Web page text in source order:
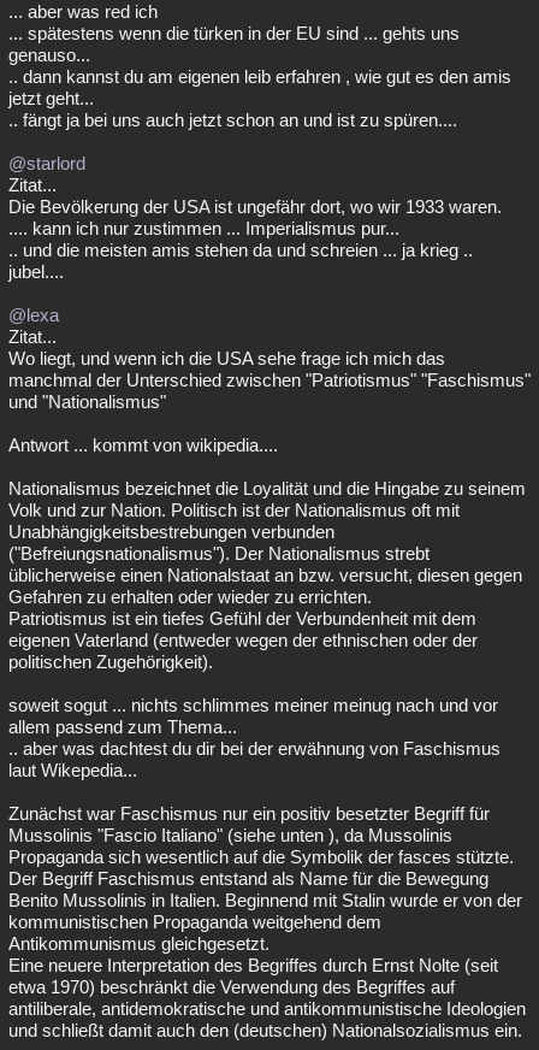
... aber was red ich
... spätestens wenn die türken in der EU sind ... gehts uns
genauso...
.. dann kannst du am eigenen leib erfahren , wie gut es den amis
jetzt geht...
.. fängt ja bei uns auch jetzt schon an und ist zu spüren....
@starlord
Zitat...
Die Bevölkerung der USA ist ungefähr dort, wo wir 1933 waren.
.... kann ich nur zustimmen ... Imperialismus pur...
.. und die meisten amis stehen da und schreien ... ja krieg ..
jubel....
@lexa
Zitat...
Wo liegt, und wenn ich die USA sehe frage ich mich das
manchmal der Unterschied zwischen "Patriotismus" "Faschismus"
und "Nationalismus"
Antwort ... kommt von wikipedia....
Nationalismus bezeichnet die Loyalität und die Hingabe zu seinem
Volk und zur Nation. Politisch ist der Nationalismus oft mit
Unabhängigkeitsbestrebungen verbunden
("Befreiungsnationalismus"). Der Nationalismus strebt
üblicherweise einen Nationalstaat an bzw. versucht, diesen gegen
Gefahren zu erhalten oder wieder zu errichten.
Patriotismus ist ein tiefes Gefühl der Verbundenheit mit dem
eigenen Vaterland (entweder wegen der ethnischen oder der
politischen Zugehörigkeit).
soweit sogut ... nichts schlimmes meiner meinug nach und vor
allem passend zum Thema...
.. aber was dachtest du dir bei der erwähnung von Faschismus
laut Wikepedia...
Zunächst war Faschismus nur ein positiv besetzter Begriff für
Mussolinis "Fascio Italiano" (siehe unten ), da Mussolinis
Propaganda sich wesentlich auf die Symbolik der fasces stützte.
Der Begriff Faschismus entstand als Name für die Bewegung
Benito Mussolinis in Italien. Beginnend mit Stalin wurde er von der
kommunistischen Propaganda weitgehend dem
Antikommunismus gleichgesetzt.
Eine neuere Interpretation des Begriffes durch Ernst Nolte (seit
etwa 1970) beschränkt die Verwendung des Begriffes auf
antiliberale, antidemokratische und antikommunistische Ideologien
und schließt damit auch den (deutschen) Nationalsozialismus ein.